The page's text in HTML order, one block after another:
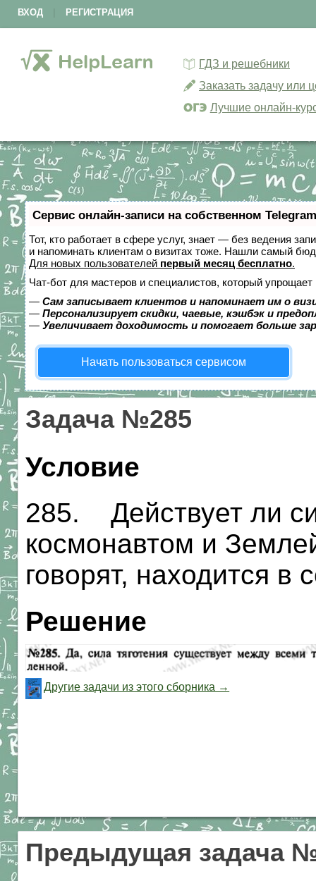
ВХОД РЕГИСТРАЦИЯ
ГДЗ и решебники
Заказать задачу или
Лучшие онлайн-
Сервис онлайн-записи на собственном
Тот, кто работает в сфере услуг, знает — без ведения
и напоминать клиентам о визитах тоже. Нашли самый
Для новых пользователей первый месяц бесплатно.
Чат-бот для мастеров и специалистов, который упрощает
— Сам записывает клиентов и напоминает им о
— Персонализирует скидки, чаевые, кэшбэк и
— Увеличивает доходимость и помогает больше
Начать пользоваться сервисом
Задача №285
Условие
285. Действует ли
космонавтом и
говорят, находится в
Решение
Другие задачи из этого сборника →
Предыдущая задача